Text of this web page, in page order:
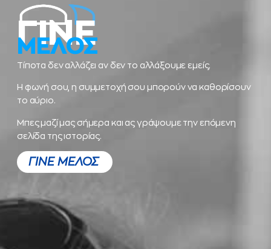
ΓΙΝΕ
ΜΕΛΟΣ
Τίποτα δεν αλλάζει αν δεν το αλλάξουμε εμείς.
Η φωνή σου, η συμμετοχή σου μπορούν να καθορίσουν
το αύριο.
Μπες μαζί μας σήμερα και ας γράψουμε την επόμενη
σελίδα της ιστορίας.
ΓΙΝΕ ΜΕΛΟΣ